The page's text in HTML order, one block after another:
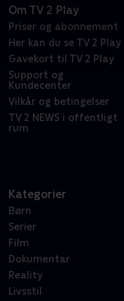
Om TV 2 Play
Priser og abonnement
Her kan du se TV 2 Play
Gavekort til TV 2 Play
Support og
Kundecenter
Vilkår og betingelser
TV 2 NEWS i offentligt
rum
Kategorier
Børn
Serier
Film
Dokumentar
Reality
Livsstil